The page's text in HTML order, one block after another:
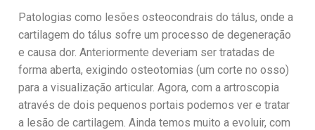
Patologias como lesões osteocondrais do tálus, onde a
cartilagem do tálus sofre um processo de degeneração
e causa dor. Anteriormente deveriam ser tratadas de
forma aberta, exigindo osteotomias (um corte no osso)
para a visualização articular. Agora, com a artroscopia
através de dois pequenos portais podemos ver e tratar
a lesão de cartilagem. Ainda temos muito a evoluir, com